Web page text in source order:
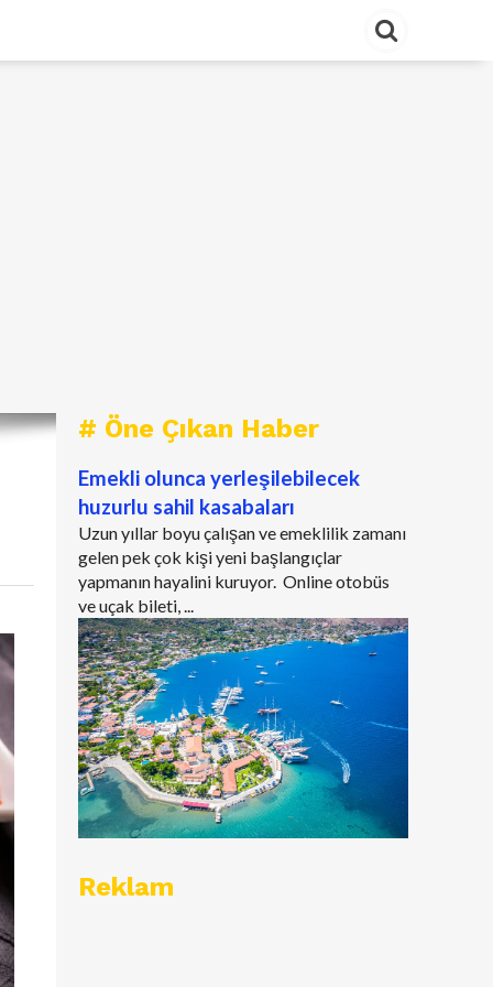
# Öne Çıkan Haber
Emekli olunca yerleşilebilecek
huzurlu sahil kasabaları
Uzun yıllar boyu çalışan ve emeklilik zamanı
gelen pek çok kişi yeni başlangıçlar
yapmanın hayalini kuruyor. Online otobüs
ve uçak bileti, ...
Reklam